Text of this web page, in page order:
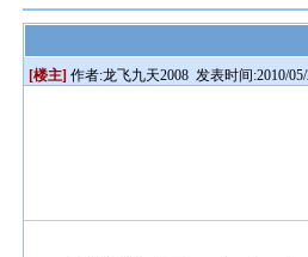
[楼主] 作者:龙飞九天2008 发表时间:2010/